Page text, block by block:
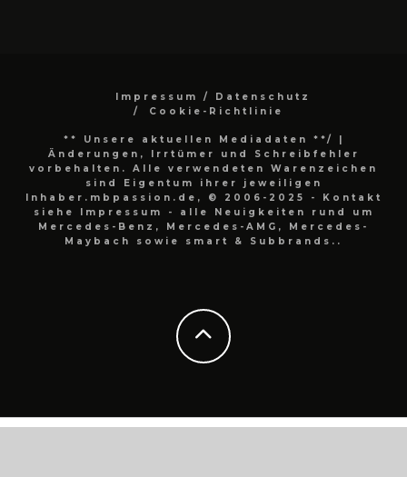
Impressum / Datenschutz
Cookie-Richtlinie
** Unsere aktuellen Mediadaten **/
|
Änderungen, Irrtümer und Schreibfehler
vorbehalten. Alle verwendeten Warenzeichen
sind Eigentum ihrer jeweiligen
Inhaber.mbpassion.de, © 2006-2025 - Kontakt
siehe Impressum - alle Neuigkeiten rund um
Mercedes-Benz, Mercedes-AMG, Mercedes-
Maybach sowie smart & Subbrands..